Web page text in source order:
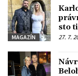
MAGAZÍN
sto
27. 7.